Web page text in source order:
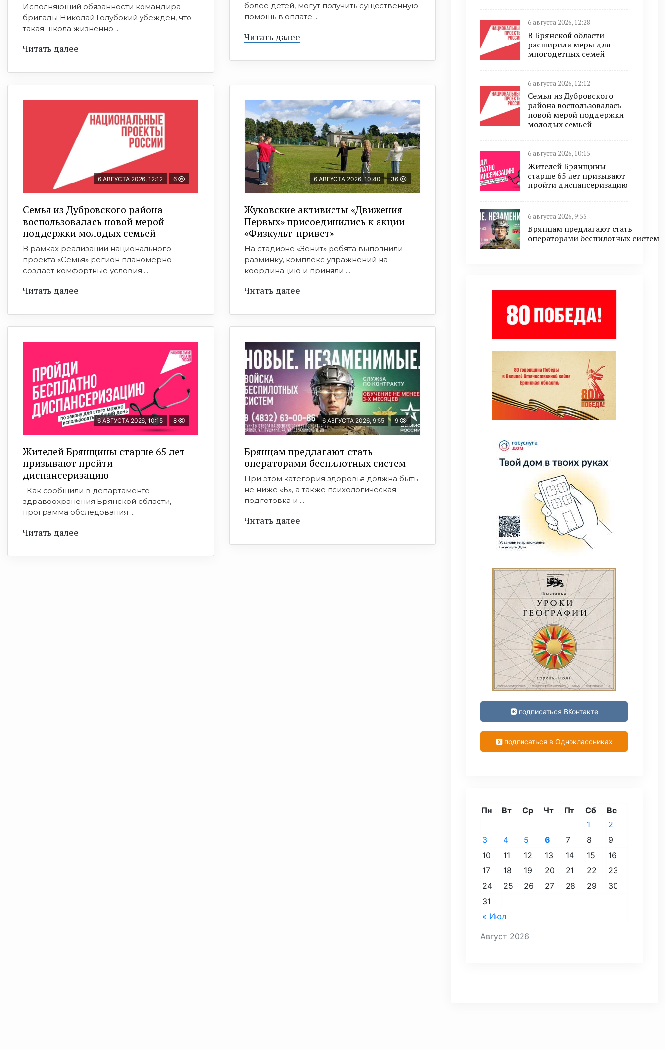
Исполняющий обязанности командира
бригады Николай Голубокий убеждён, что
такая школа жизненно ...
Читать далее
более детей, могут получить существенную
помощь в оплате ...
Читать далее
6 АВГУСТА 2026, 12:12 6
Семья из Дубровского района
воспользовалась новой мерой
поддержки молодых семьей
В рамках реализации национального
проекта «Семья» регион планомерно
создает комфортные условия ...
Читать далее
6 АВГУСТА 2026, 10:40 36
Жуковские активисты «Движения
Первых» присоединились к акции
«Физкульт-привет»
На стадионе «Зенит» ребята выполнили
разминку, комплекс упражнений на
координацию и приняли ...
Читать далее
6 АВГУСТА 2026, 10:15 8
Жителей Брянщины старше 65 лет
призывают пройти
диспансеризацию
Как сообщили в департаменте
здравоохранения Брянской области,
программа обследования ...
Читать далее
6 АВГУСТА 2026, 9:55 9
Брянцам предлагают стать
оперaторами бeспилотных систeм
При этом категория здоровья должна быть
не ниже «Б», а также психологическая
подготовка и ...
Читать далее
6 августа 2026, 12:28
В Брянской области
расширили меры для
многодетных семей
6 августа 2026, 12:12
Семья из Дубровского
района воспользовалась
новой мерой поддержки
молодых семьей
6 августа 2026, 10:15
Жителей Брянщины
старше 65 лет призывают
пройти диспансеризацию
6 августа 2026, 9:55
Брянцам предлагают стать
оперaторами бeспилотных систeм
подписаться ВКонтакте
подписаться в Одноклассниках
Август 2026
Пн Вт Ср Чт Пт Сб Вс
« Июл
1
2
3
4 5 6 7 8
9
10
11 12 13 14 15
16
17
18 19 20 21 22
23
24
25 26 27 28 29
30
31